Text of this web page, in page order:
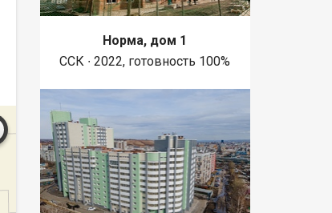
Норма, дом 1
ССК ∙ 2022, готовность 100%